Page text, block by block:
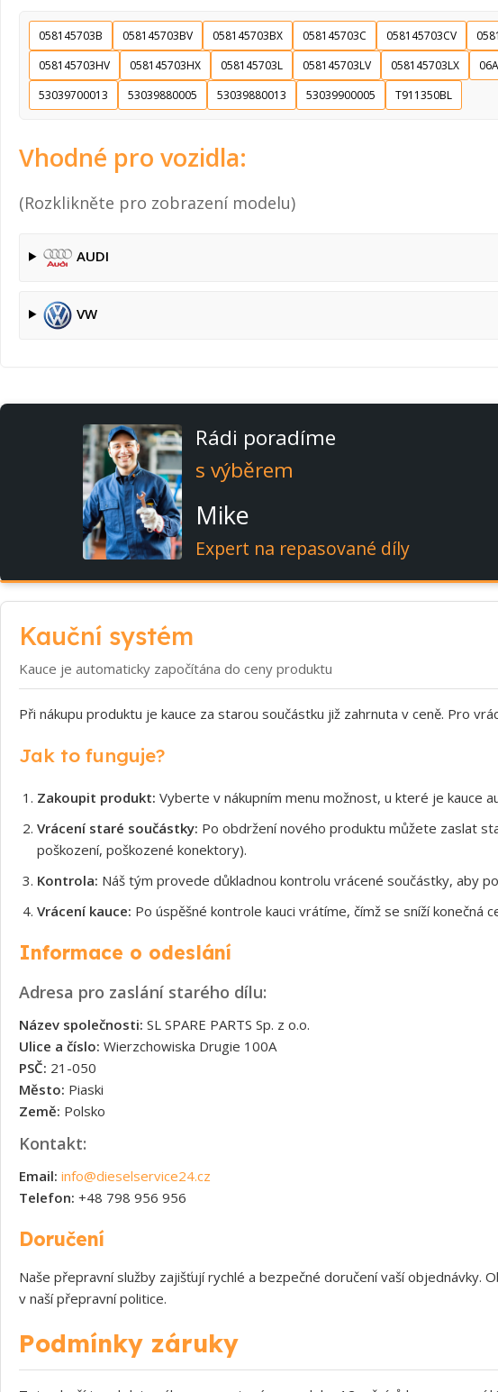
058145703B 058145703BV 058145703BX 058145703C 058145703CV
058145703HV
058145703HX 058145703L 058145703LV 058145703LX
53039700013
53039880005 53039880013 53039900005 T911350BL
Vhodné pro vozidla:
(Rozklikněte pro zobrazení modelu)
AUDI
VW
Rádi poradíme
s výběrem
Mike
Expert na repasované díly
Kauční systém
Kauce je automaticky započítána do ceny produktu
Při nákupu produktu je kauce za starou součástku již zahrnuta v ceně. Pro
Jak to funguje?
Zakoupit produkt: Vyberte v nákupním menu možnost, u které je kauce
Vrácení staré součástky: Po obdržení nového produktu můžete zaslat
poškození, poškozené konektory).
Kontrola: Náš tým provede důkladnou kontrolu vrácené součástky, aby
Vrácení kauce: Po úspěšné kontrole kauci vrátíme, čímž se sníží konečná
Informace o odeslání
Adresa pro zaslání starého dílu:
Název společnosti: SL SPARE PARTS Sp. z o.o.
Ulice a číslo: Wierzchowiska Drugie 100A
PSČ: 21-050
Město: Piaski
Země: Polsko
Kontakt:
Email: info@dieselservice24.cz
Telefon: +48 798 956 956
Doručení
Naše přepravní služby zajišťují rychlé a bezpečné doručení vaší objednávky.
v naší přepravní politice.
Podmínky záruky